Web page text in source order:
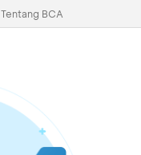
Tentang BCA